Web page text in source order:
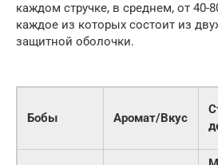
каждом стручке, в среднем, от 40-
каждое из которых состоит из
защитной оболочки.
Бобы Аромат/Вкус